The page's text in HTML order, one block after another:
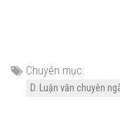
Chuyên mục:
D. Luận văn chuyên